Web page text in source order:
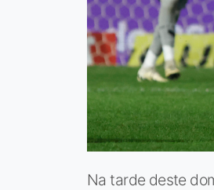
Na tarde deste